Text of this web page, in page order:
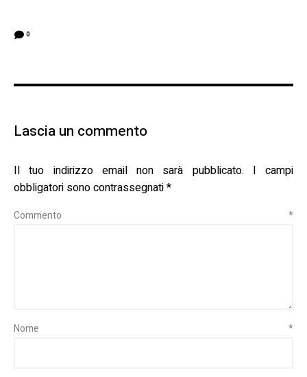
0
Lascia un commento
Il tuo indirizzo email non sarà pubblicato.
I campi
obbligatori sono contrassegnati*
Commento *
Nome *